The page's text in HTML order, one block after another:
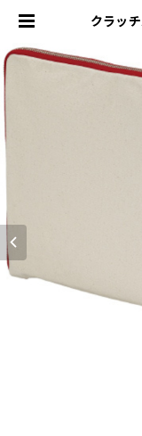
クラッ